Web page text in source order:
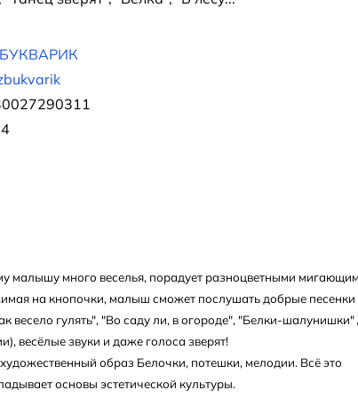
малышу много веселья, порадует разноцветными
на кнопочки, малыш сможет послушать добрые песенки
весело гулять", "Во саду ли, в огороде", "Белки-шалунишки"
весёлые звуки и даже голоса зверят!
образ Белочки, потешки, мелодии. Всё это
основы эстетической культуры.